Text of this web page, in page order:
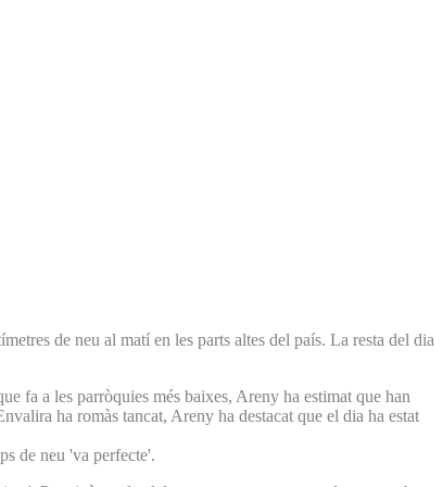
de neu al matí en les parts altes del país. La resta del dia
fa a les parròquies més baixes, Areny ha estimat que han
ha romàs tancat, Areny ha destacat que el dia ha estat
de neu 'va perfecte'.